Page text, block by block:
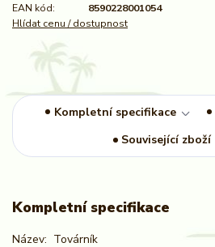
EAN kód:
8590228001054
Hlídat cenu / dostupnost
Kompletní specifikace
Související zboží
Kompletní specifikace
Název: Továrník